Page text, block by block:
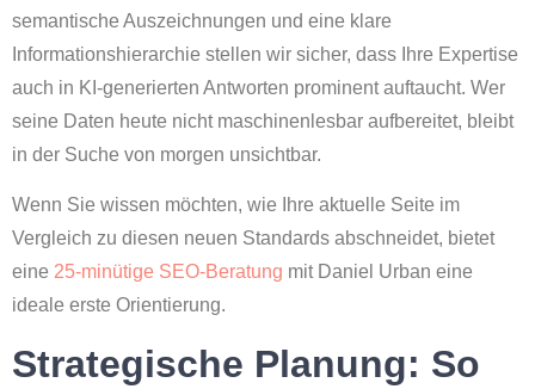
semantische Auszeichnungen und eine klare
Informationshierarchie stellen wir sicher, dass Ihre Expertise
auch in KI-generierten Antworten prominent auftaucht. Wer
seine Daten heute nicht maschinenlesbar aufbereitet, bleibt
in der Suche von morgen unsichtbar.
Wenn Sie wissen möchten, wie Ihre aktuelle Seite im
Vergleich zu diesen neuen Standards abschneidet, bietet
eine 25-minütige SEO-Beratung mit Daniel Urban eine
ideale erste Orientierung.
Strategische Planung: So